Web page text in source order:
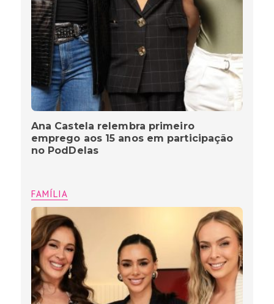
Ana Castela relembra primeiro
emprego aos 15 anos em participação
no PodDelas
FAMÍLIA